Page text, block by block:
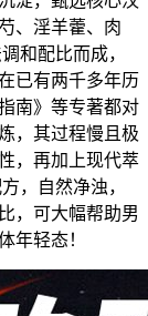
、淫羊藿、肉
和配比而成，
已有两千多年历
南》等专著都对
，其过程慢且极
，再加上现代萃
，自然净浊，
，可大幅帮助男
年轻态！